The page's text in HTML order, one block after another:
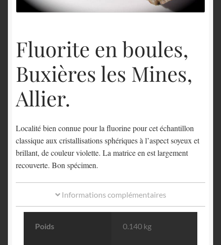
Fluorite en boules,
Buxières les Mines,
Allier.
Localité bien connue pour la fluorine pour cet échantillon
classique aux cristallisations sphériques à l’aspect soyeux et
brillant, de couleur violette. La matrice en est largement
recouverte. Bon spécimen.
Informations complémentaires
Poids 0.140 kg